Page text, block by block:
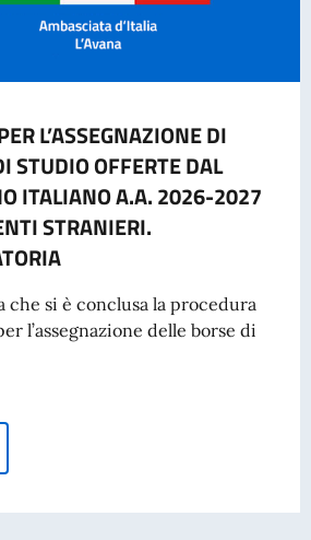
de interés para la contratación del servicio
L’ASSEGNAZIONE DI
STUDIO OFFERTE DAL
ITALIANO A.A. 2026-2027
STRANIERI.
che si è conclusa la procedura
l’assegnazione delle borse di
PER L’ASSEGNAZIONE DI BORSE DI